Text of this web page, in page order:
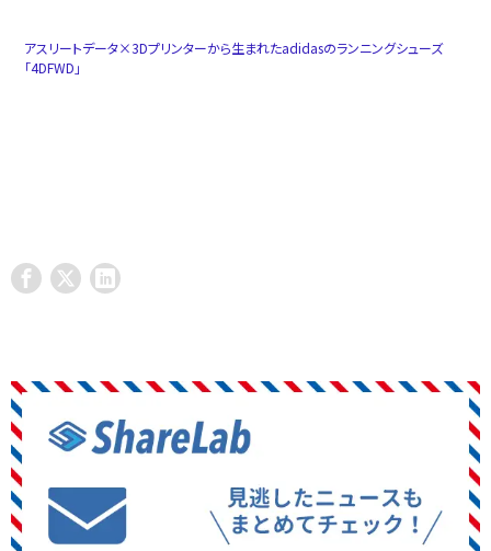
アスリートデータ×3Dプリンターから生まれたadidasのランニングシューズ
「4DFWD」